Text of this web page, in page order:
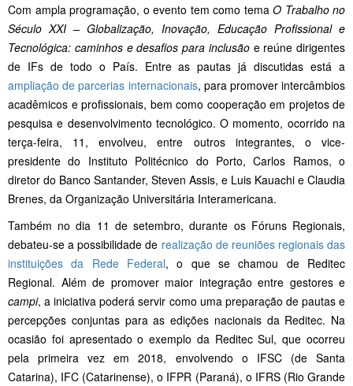
Com ampla programação, o evento tem como tema O Trabalho no
Século XXI – Globalização, Inovação, Educação Profissional e
Tecnológica: caminhos e desafios para inclusãoe reúne dirigentes
de IFs de todo o País. Entre as pautas já discutidas está a
ampliação de parcerias internacionais, para promover intercâmbios
acadêmicos e profissionais, bem como cooperação em projetos de
pesquisa e desenvolvimento tecnológico. O momento, ocorrido na
terça-feira, 11, envolveu, entre outros integrantes, o vice-
presidente do Instituto Politécnico do Porto, Carlos Ramos, o
diretor do Banco Santander, Steven Assis, e Luis Kauachi e Claudia
Brenes, da Organização Universitária Interamericana.
Também no dia 11 de setembro, durante os Fóruns Regionais,
debateu-se a possibilidade de realização de reuniões regionais das
instituições da Rede Federal, o que se chamou de Reditec
Regional. Além de promover maior integração entre gestores e
campi, a iniciativa poderá servir como uma preparação de pautas e
percepções conjuntas para as edições nacionais da Reditec. Na
ocasião foi apresentado o exemplo da Reditec Sul, que ocorreu
pela primeira vez em 2018, envolvendo o IFSC (de Santa
Catarina), IFC (Catarinense), o IFPR (Paraná), o IFRS (Rio Grande